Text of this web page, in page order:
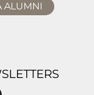
ALUMNI